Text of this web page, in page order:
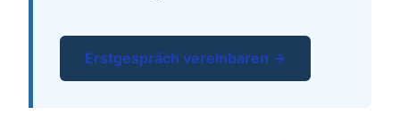
Erstgespräch vereinbaren →